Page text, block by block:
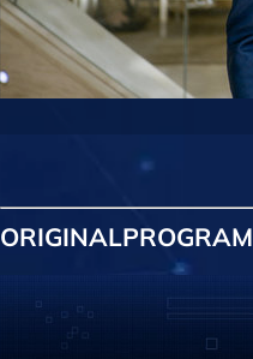
ORIGINALPROGRAM